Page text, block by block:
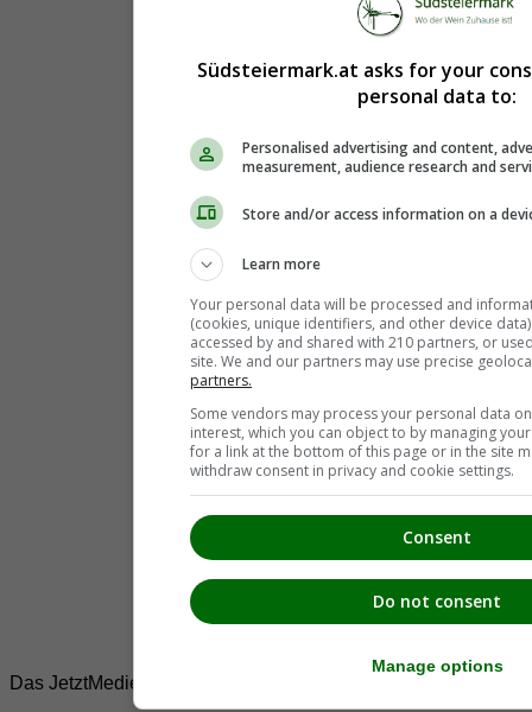
Das JetztMedien.com Medien Netzwerk
Südsteiermark.at asks for your
personal data to:
Personalised advertising and content,
measurement, audience research and
Store and/or access information on a
Learn more
Your personal data will be processed and
(cookies, unique identifiers, and other device
accessed by and shared with 210 partners, or
site. We and our partners may use precise
partners.
Some vendors may process your personal data
interest, which you can object to by managing
for a link at the bottom of this page or in the site
withdraw consent in privacy and cookie settings.
Consent
Do not consent
Manage options